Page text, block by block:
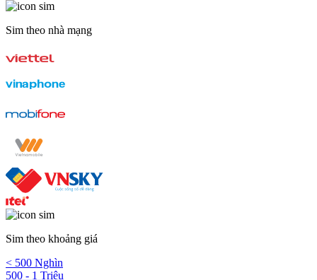
Sim theo nhà mạng
Sim theo khoảng giá
< 500 Nghìn
500 - 1 Triệu